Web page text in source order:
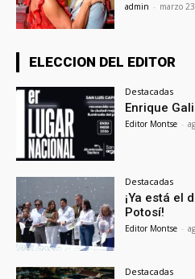
admin - marzo
ELECCION DEL EDITOR
Destacadas
Enrique
Editor Montse -
Destacadas
¡Ya está el
Potosí!
Editor Montse -
Destacadas